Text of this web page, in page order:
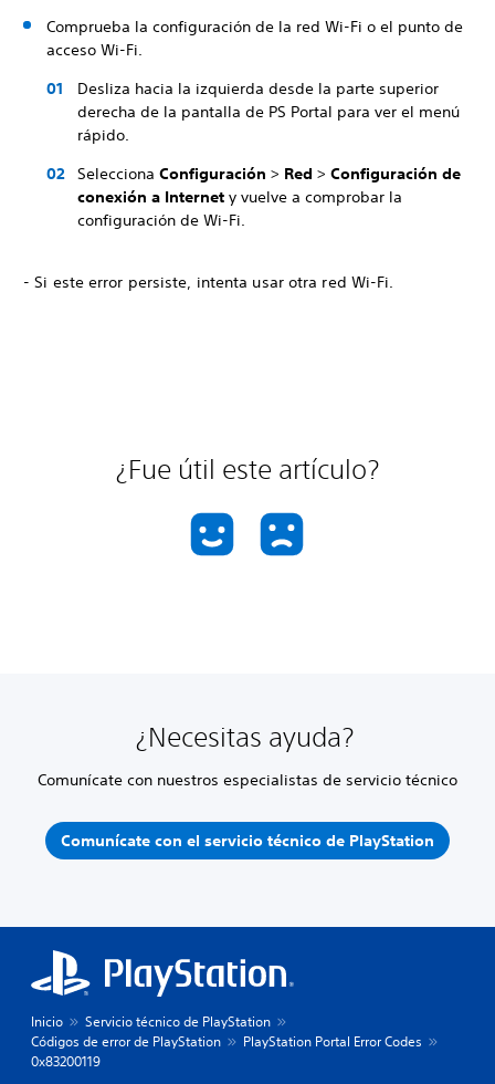
Comprueba la configuración de la red Wi-Fi o el punto de
acceso Wi-Fi.
Desliza hacia la izquierda desde la parte superior
derecha de la pantalla de PS Portal para ver el menú
rápido.
Selecciona Configuración > Red > Configuración de
conexión a Internet y vuelve a comprobar la
configuración de Wi-Fi.
- Si este error persiste, intenta usar otra red Wi-Fi.
¿Fue útil este artículo?
¿Necesitas ayuda?
Comunícate con nuestros especialistas de servicio técnico
Comunícate con el servicio técnico de PlayStation
Inicio
Servicio técnico de PlayStation
Códigos de error de PlayStation
PlayStation Portal Error Codes
0x83200119